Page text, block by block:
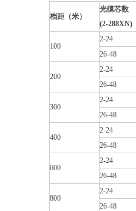
档距（米）
光缆芯数
(2-288XN)
100
2-24
26-48
200
2-24
26-48
300
2-24
26-48
400
2-24
26-48
600
2-24
26-48
800
2-24
26-48